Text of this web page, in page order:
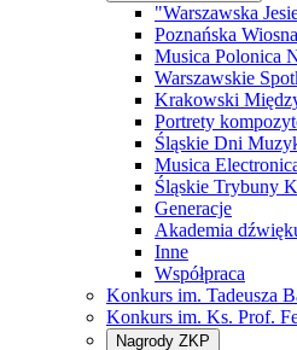
"Warszawska
Poznańska
Musica Polonica
Warszawskie
Krakowski
Portrety
Śląskie Dni
Musica
Śląskie Trybuny
Generacje
Akademia
Inne
Współpraca
Konkurs im. Tadeusza
Konkurs im. Ks. Prof.
Nagrody ZKP